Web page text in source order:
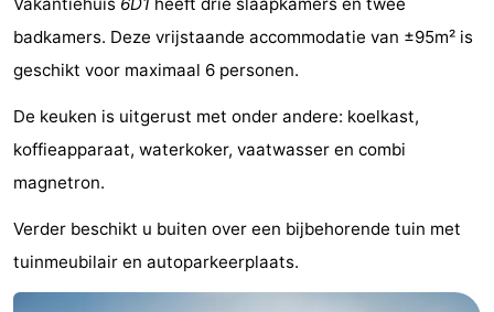
breakfasts)
Hotels
Vakantiehuizen
-
Buitenheem
-
De
Oase
-
Duinoord
-
badkamers. Deze vrijstaande accommodatie van ±95m² is
geschikt voor maximaal 6 personen.
De keuken is uitgerust met onder andere: koelkast,
koffieapparaat, waterkoker, vaatwasser en combi
magnetron.
Verder beschikt u buiten over een bijbehorende tuin met
tuinmeubilair en autoparkeerplaats.